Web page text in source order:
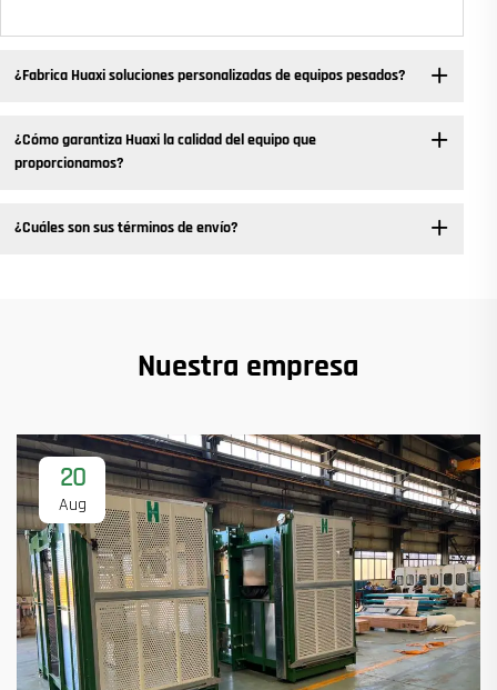
¿Fabrica Huaxi soluciones personalizadas de equipos pesados?
¿Cómo garantiza Huaxi la calidad del equipo que
proporcionamos?
¿Cuáles son sus términos de envío?
Nuestra empresa
20
Aug